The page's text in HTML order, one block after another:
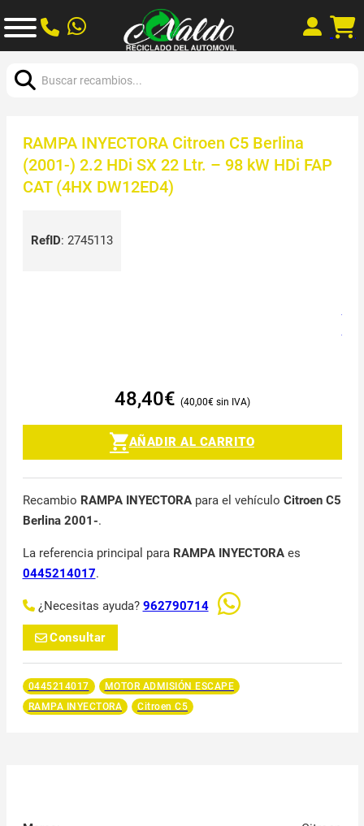
RAMPA INYECTORA Citroen C5 Berlina
(2001-) 2.2 HDi SX 22 Ltr. – 98 kW HDi FAP
CAT (4HX DW12ED4)
RefID: 2745113
48,40€ 40,00€
AÑADIR AL CARRITO
Recambio RAMPA INYECTORApara el vehículo Citroen C5
Berlina 2001-.
La referencia principal para RAMPA INYECTORAes
0445214017.
¿Necesitas ayuda? 962790714
Consultar
0445214017
MOTOR ADMISIÓN ESCAPE
RAMPA INYECTORA
Citroen C5